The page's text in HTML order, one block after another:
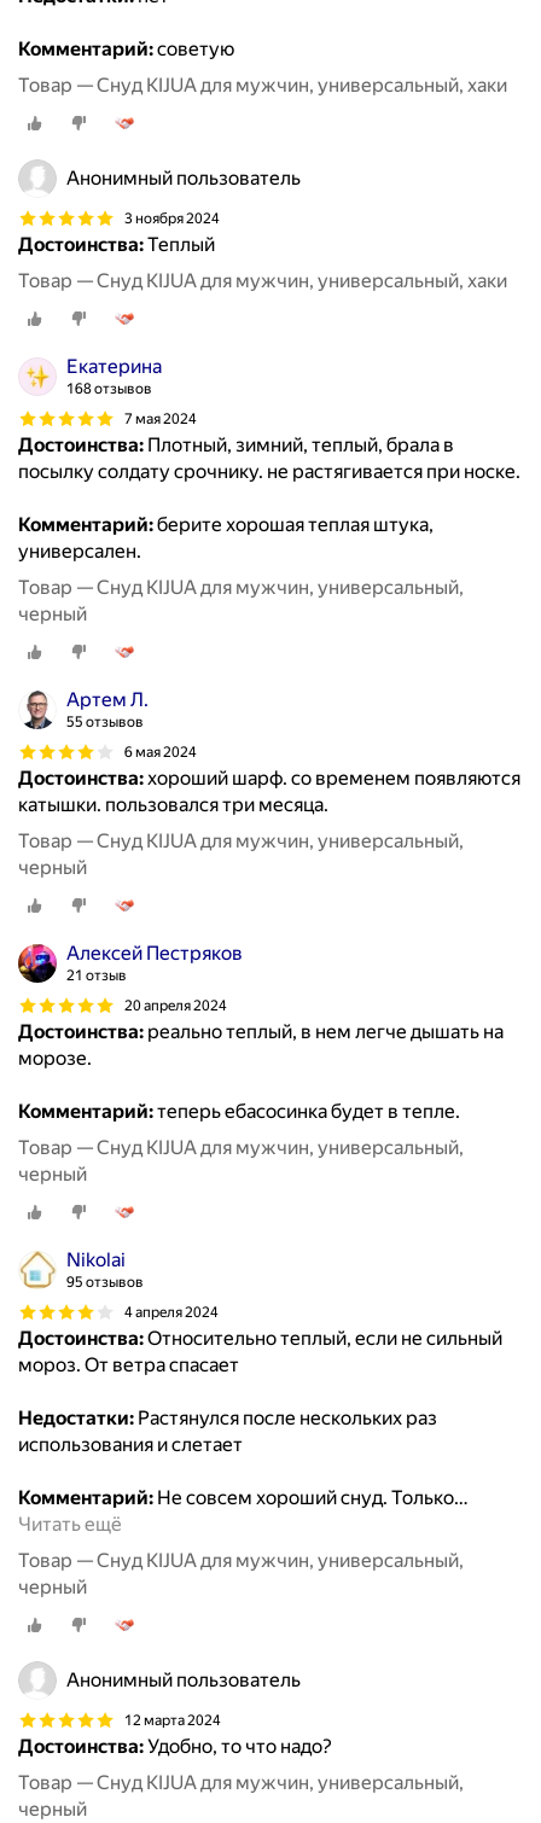
Комментарий:советую
Товар — Снуд KIJUA для мужчин, универсальный, хаки
Анонимный пользователь
3 ноября 2024
Достоинства:Теплый
Товар — Снуд KIJUA для мужчин, универсальный, хаки
Екатерина
168 отзывов
7 мая 2024
Достоинства: Плотный, зимний, теплый, брала в
посылку солдату срочнику. не растягивается при носке.
Комментарий:берите хорошая теплая штука,
универсален.
Товар — Снуд KIJUA для мужчин, универсальный,
черный
Артем Л.
55 отзывов
6 мая 2024
Достоинства:хороший шарф. со временем появляются
катышки. пользовался три месяца.
Товар — Снуд KIJUA для мужчин, универсальный,
черный
Алексей Пестряков
21 отзыв
20 апреля 2024
Достоинства: реально теплый, в нем легче дышать на
морозе.
Комментарий:теперь ебасосинка будет в тепле.
Товар — Снуд KIJUA для мужчин, универсальный,
черный
Nikolai
95 отзывов
4 апреля 2024
Достоинства:Относительно теплый, если не сильный
мороз. От ветра спасает
Недостатки: Растянулся после нескольких раз
использования и слетает
Комментарий: Не совсем хороший снуд. Только…
Читать ещё
Товар — Снуд KIJUA для мужчин, универсальный,
черный
Анонимный пользователь
12 марта 2024
Достоинства:Удобно, то что надо?
Товар — Снуд KIJUA для мужчин, универсальный,
черный